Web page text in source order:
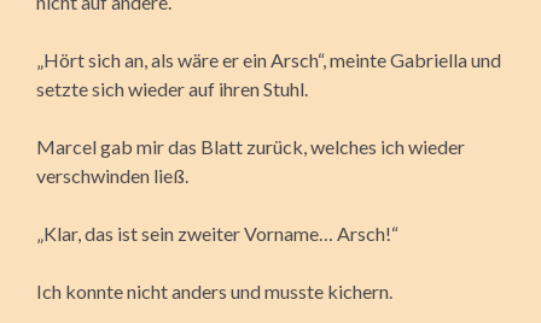
„Hört sich an, als wäre er ein Arsch“, meinte Gabriella und
setzte sich wieder auf ihren Stuhl.
Marcel gab mir das Blatt zurück, welches ich wieder
verschwinden ließ.
„Klar, das ist sein zweiter Vorname… Arsch!“
Ich konnte nicht anders und musste kichern.